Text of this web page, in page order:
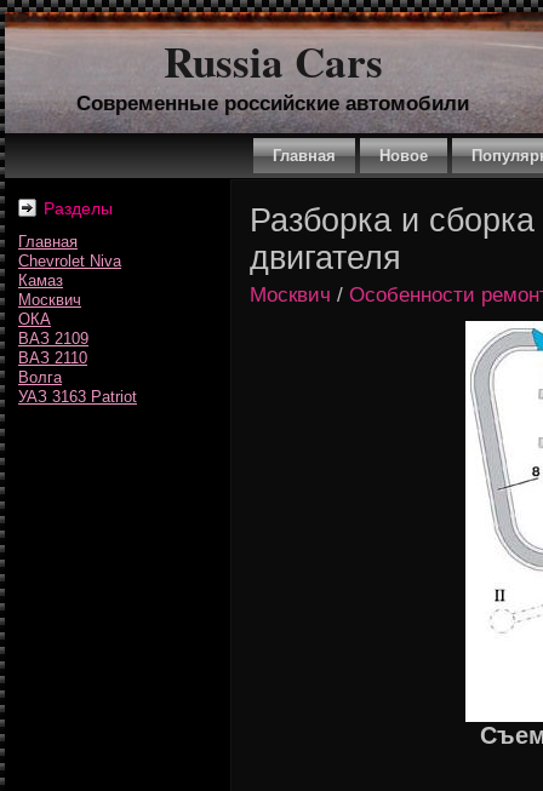
Russia Cars
Современные российские автомобили
Главная Новое
Разделы
Главная
Chevrolet Niva
Камаз
Москвич
ОКА
ВАЗ 2109
ВАЗ 2110
Волга
УАЗ 3163 Patriot
Разборка и
двигателя
Москвич / Особенности